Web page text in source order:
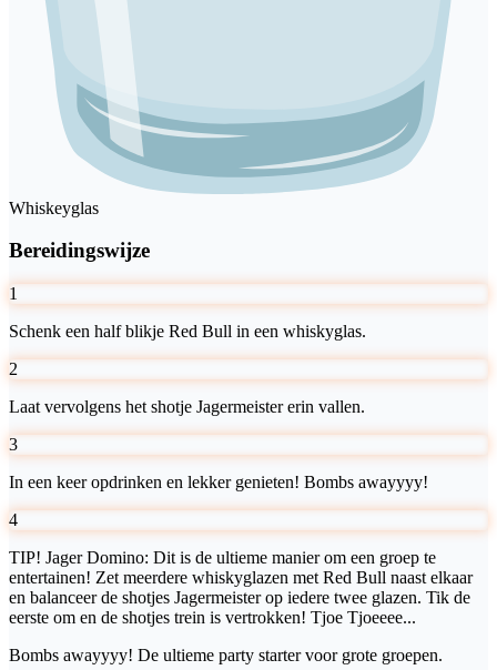
Whiskeyglas
Bereidingswijze
1
Schenk een half blikje Red Bull in een whiskyglas.
2
Laat vervolgens het shotje Jagermeister erin vallen.
3
In een keer opdrinken en lekker genieten! Bombs awayyyy!
4
TIP! Jager Domino: Dit is de ultieme manier om een groep te
entertainen! Zet meerdere whiskyglazen met Red Bull naast elkaar
en balanceer de shotjes Jagermeister op iedere twee glazen. Tik de
eerste om en de shotjes trein is vertrokken! Tjoe Tjoeeee...
Bombs awayyyy! De ultieme party starter voor grote groepen.